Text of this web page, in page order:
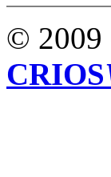
© 2009
CRIOS